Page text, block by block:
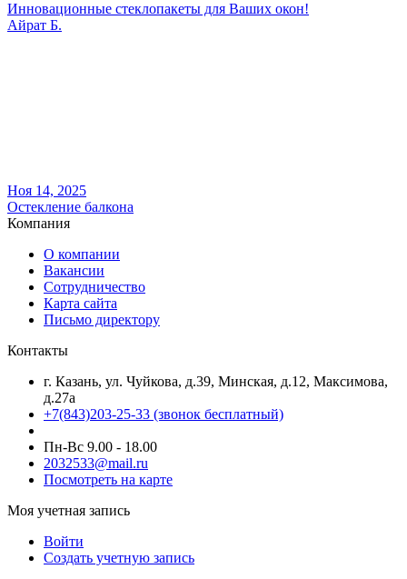
Инновационные стеклопакеты для Ваших окон!
Айрат Б.
Ноя 14, 2025
Остекление балкона
Компания
О компании
Вакансии
Сотрудничество
Карта сайта
Письмо директору
Контакты
г. Казань, ул. Чуйкова, д.39, Минская, д.12, Максимова,
д.27а
+7(843)203-25-33 (звонок бесплатный)
Пн-Вс 9.00 - 18.00
2032533@mail.ru
Посмотреть на карте
Моя учетная запись
Войти
Создать учетную запись